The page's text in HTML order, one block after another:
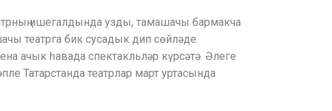
ишегалдында узды, тамашачы бармакча
театрга бик сусадык дип сөйләде.
ачык һавада спектакльләр күрсәтә. Әлеге
Татарстанда театрлар март уртасында